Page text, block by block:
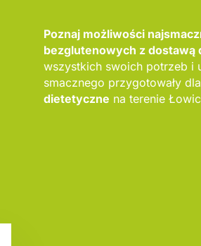
Poznaj możliwości
bezglutenowych z dostawą
wszystkich swoich potrzeb i
smacznego przygotowały
dietetyczne na terenie